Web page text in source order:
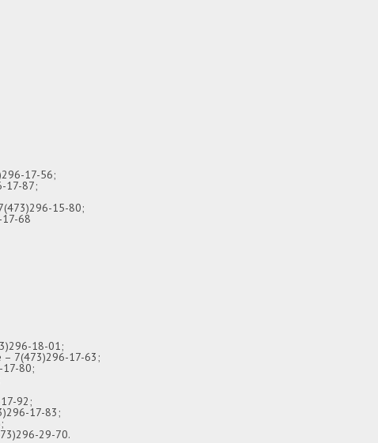
17-56;
17-87;
15-80;
17-68
18-01;
– 7(473)296-17-63;
17-80;
92;
17-83;
29-70.